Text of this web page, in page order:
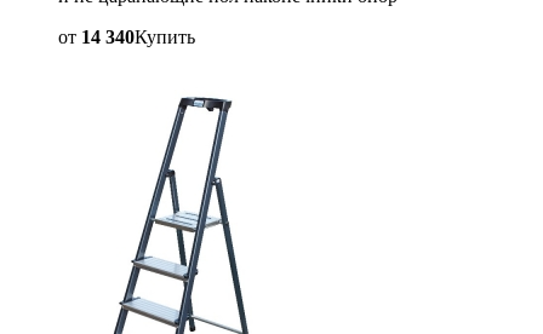
от 14 340Купить